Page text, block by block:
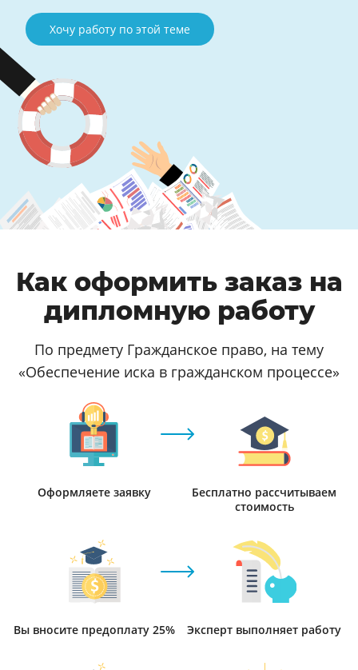
Хочу работу по этой теме
Как оформить заказ на
дипломную работу
По предмету Гражданское право, на тему
«Обеспечение иска в гражданском процессе»
Оформляете заявку
Бесплатно рассчитываем
стоимость
Вы вносите предоплату 25% Эксперт выполняет работу